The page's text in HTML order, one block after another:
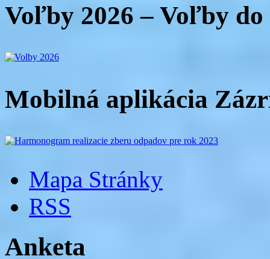
Voľby 2026 – Voľby do
Mobilná aplikácia
Mapa Stránky
RSS
Anketa